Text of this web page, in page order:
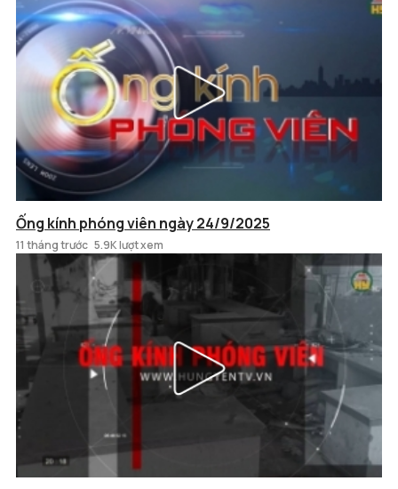
Ống kính phóng viên ngày 24/9/2025
11 tháng trước 5.9K lượt xem